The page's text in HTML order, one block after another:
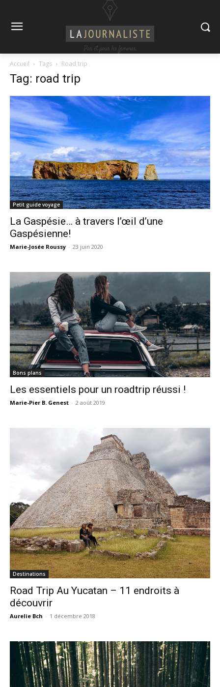
Accueil Tags Road trip
Tag: road trip
Petit guide voyage
La Gaspésie… à travers l’œil d’une
Gaspésienne!
Marie-Josée Roussy - 23 juin 2020
Bons plans
Les essentiels pour un roadtrip réussi !
Marie-Pier B. Genest - 2 août 2019
Destinations
Road Trip Au Yucatan – 11 endroits à
découvrir
Aurelie Bch - 1 décembre 2018